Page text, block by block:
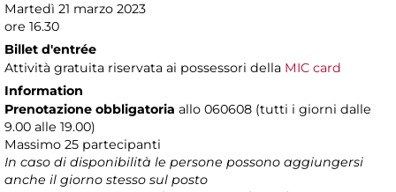
Martedì 21 marzo 2023
ore 16.30
Billet d'entrée
Attività gratuita riservata ai possessori della MIC card
Information
Prenotazione obbligatoria allo 060608 (tutti i giorni dalle
9.00 alle 19.00)
Massimo 25 partecipanti
In caso di disponibilità le persone possono aggiungersi
anche il giorno stesso sul posto